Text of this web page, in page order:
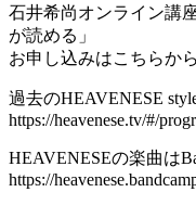
石井希尚オンライン講
が読める」
お申し込みはこちらか
過去のHEAVENESE
https://heavenese.tv/#/
HEAVENESEの楽曲は
https://